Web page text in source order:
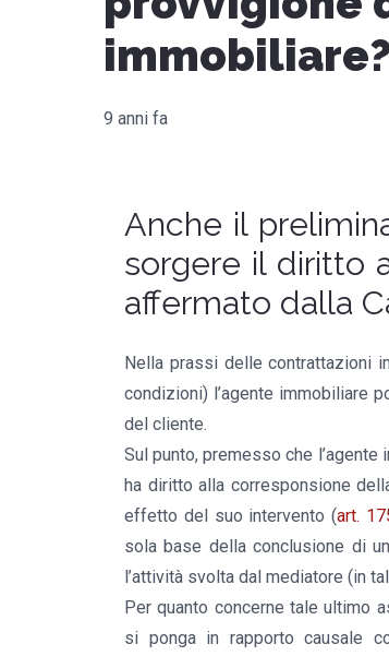
immobiliare?
9 anni fa
Anche il
sorgere il diritto
affermato dalla
Nella prassi delle contrattazioni
condizioni) l’agente immobiliare
del cliente.
Sul punto, premesso che
ha diritto alla corresponsione
effetto del suo intervento (art.
sola base della conclusione di
l’attività svolta dal mediatore (in
Per quanto concerne tale ultimo
si ponga in rapporto causale